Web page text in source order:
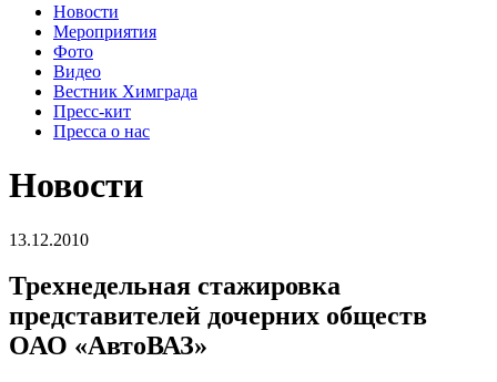
Новости
Мероприятия
Фото
Видео
Вестник Химграда
Пресс-кит
Пресса о нас
Новости
13.12.2010
Трехнедельная стажировка
представителей дочерних обществ
ОАО «АвтоВАЗ»